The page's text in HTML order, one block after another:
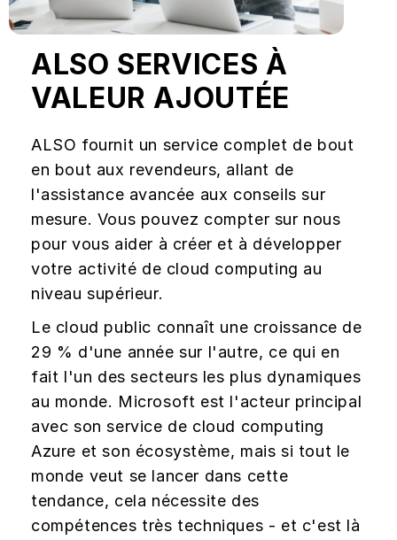
ALSO SERVICES À
VALEUR AJOUTÉE
ALSO fournit un service complet de bout
en bout aux revendeurs, allant de
l'assistance avancée aux conseils sur
mesure. Vous pouvez compter sur nous
pour vous aider à créer et à développer
votre activité de cloud computing au
niveau supérieur.
Le cloud public connaît une croissance de
29 % d'une année sur l'autre, ce qui en
fait l'un des secteurs les plus dynamiques
au monde. Microsoft est l'acteur principal
avec son service de cloud computing
Azure et son écosystème, mais si tout le
monde veut se lancer dans cette
tendance, cela nécessite des
compétences très techniques - et c'est là